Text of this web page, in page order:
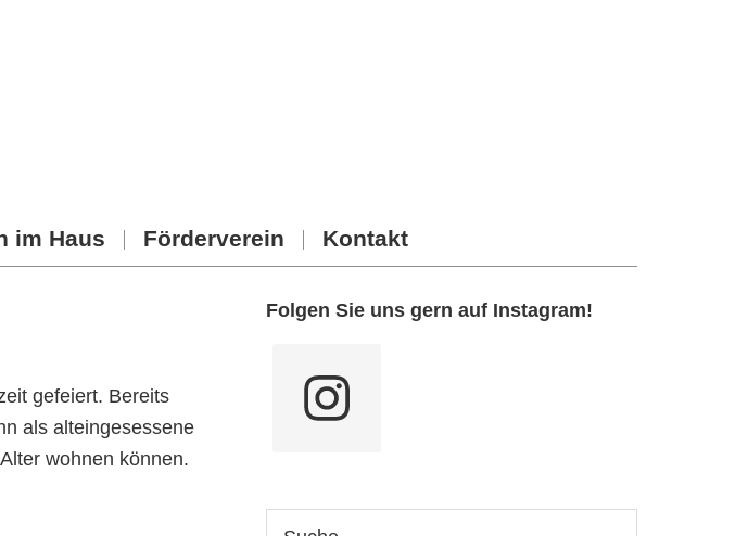
im Haus Förderverein Kontakt
gefeiert. Bereits
als alteingesessene
wohnen können.
Seitenspalte
Folgen Sie uns gern auf Instagram!